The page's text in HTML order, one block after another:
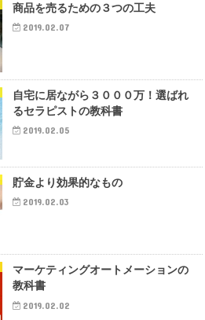
商品を売るための３つの工夫
2019.02.07
自宅に居ながら３０００万！選ばれ
るセラピストの教科書
2019.02.05
貯金より効果的なもの
2019.02.03
マーケティングオートメーションの
教科書
2019.02.02